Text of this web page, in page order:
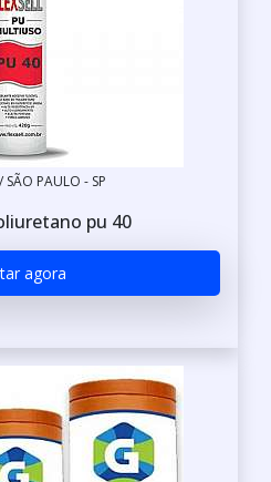
SÃO PAULO - SP
pu 40
agora